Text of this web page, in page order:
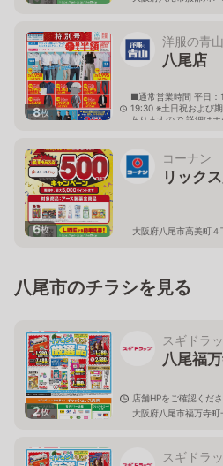
8枚
洋服の青山
八尾店
■通常営業時間 平日
19:30 ※土日祝および
ありますので 詳細は
6枚
コーナン
リック
大阪府八尾市高美町
八尾市のチラシを見る
2枚
スギドラ
八尾福
店舗HPをご確認くだ
大阪府八尾市福万寺
スギドラ